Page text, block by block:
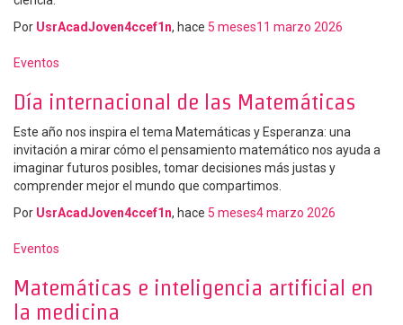
Por UsrAcadJoven4ccef1n, hace 5 meses11 marzo 2026
Eventos
Día internacional de las Matemáticas
Este año nos inspira el tema Matemáticas y Esperanza: una
invitación a mirar cómo el pensamiento matemático nos ayuda a
imaginar futuros posibles, tomar decisiones más justas y
comprender mejor el mundo que compartimos.
Por UsrAcadJoven4ccef1n, hace 5 meses4 marzo 2026
Eventos
Matemáticas e inteligencia artificial en
la medicina